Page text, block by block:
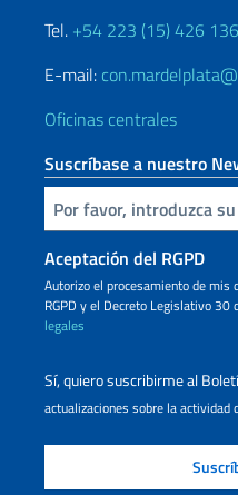
Tel. +54 223 (15) 426
E-mail:
Oficinas centrales
Suscríbase a nuestro
Inserta tu correo electronico
Aceptación del RGPD
Autorizo ​​el procesamiento de mis
RGPD y el Decreto Legislativo
legales
Sí, quiero suscribirme al
actualizaciones sobre la actividad